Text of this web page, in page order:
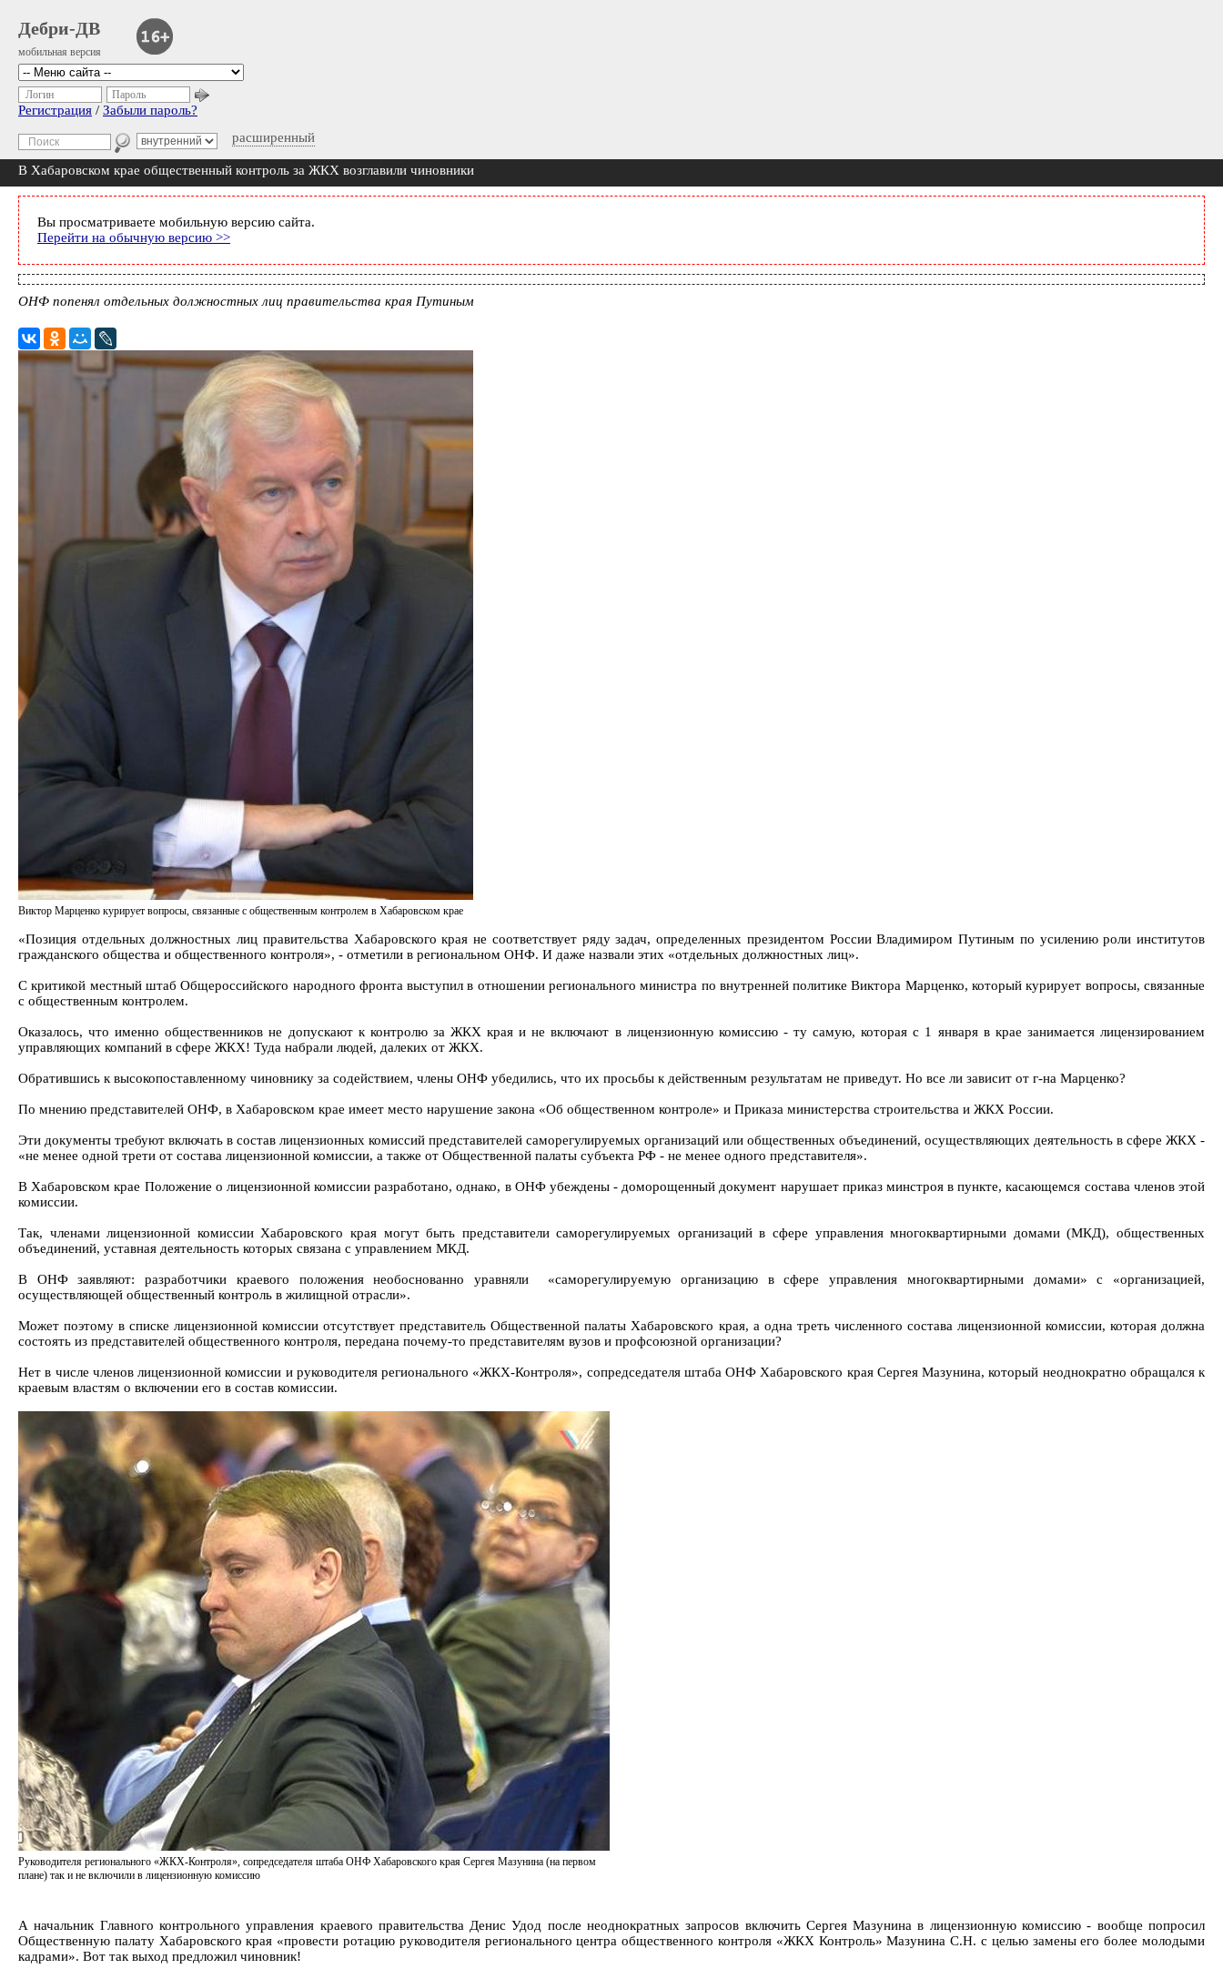
Дебри-ДВ
мобильная версия
расширенный
Логин Пароль
Регистрация / Забыли пароль?
В Хабаровском крае общественный контроль за ЖКХ возглавили чиновники
Вы просматриваете мобильную версию сайта.
Перейти на обычную версию >>
ОНФ попенял отдельных должностных лиц правительства края Путиным
Виктор Марценко курирует вопросы, связанные с общественным контролем в Хабаровском крае
«Позиция отдельных должностных лиц правительства Хабаровского края не соответствует ряду задач, определенных президентом России Владимиром Путиным по усилению роли институтов
гражданского общества и общественного контроля», - отметили в региональном ОНФ. И даже назвали этих «отдельных должностных лиц».
С критикой местный штаб Общероссийского народного фронта выступил в отношении регионального министра по внутренней политике Виктора Марценко, который курирует вопросы, связанные
с общественным контролем.
Оказалось, что именно общественников не допускают к контролю за ЖКХ края и не включают в лицензионную комиссию - ту самую, которая с 1 января в крае занимается лицензированием
управляющих компаний в сфере ЖКХ! Туда набрали людей, далеких от ЖКХ.
Обратившись к высокопоставленному чиновнику за содействием, члены ОНФ убедились, что их просьбы к действенным результатам не приведут. Но все ли зависит от г-на Марценко?
По мнению представителей ОНФ, в Хабаровском крае имеет место нарушение закона «Об общественном контроле» и Приказа министерства строительства и ЖКХ России.
Эти документы требуют включать в состав лицензионных комиссий представителей саморегулируемых организаций или общественных объединений, осуществляющих деятельность в сфере ЖКХ -
«не менее одной трети от состава лицензионной комиссии, а также от Общественной палаты субъекта РФ - не менее одного представителя».
В Хабаровском крае Положение о лицензионной комиссии разработано, однако, в ОНФ убеждены - доморощенный документ нарушает приказ минстроя в пункте, касающемся состава членов этой
комиссии.
Так, членами лицензионной комиссии Хабаровского края могут быть представители саморегулируемых организаций в сфере управления многоквартирными домами (МКД), общественных
объединений, уставная деятельность которых связана с управлением МКД.
В ОНФ заявляют: разработчики краевого положения необоснованно уравняли «саморегулируемую организацию в сфере управления многоквартирными домами» с «организацией,
осуществляющей общественный контроль в жилищной отрасли».
Может поэтому в списке лицензионной комиссии отсутствует представитель Общественной палаты Хабаровского края, а одна треть численного состава лицензионной комиссии, которая должна
состоять из представителей общественного контроля, передана почему-то представителям вузов и профсоюзной организации?
Нет в числе членов лицензионной комиссии и руководителя регионального «ЖКХ-Контроля», сопредседателя штаба ОНФ Хабаровского края Сергея Мазунина, который неоднократно обращался к
краевым властям о включении его в состав комиссии.
Руководителя регионального «ЖКХ-Контроля», сопредседателя штаба ОНФ Хабаровского края Сергея Мазунина (на первом
плане) так и не включили в лицензионную комиссию
А начальник Главного контрольного управления краевого правительства Денис Удод после неоднократных запросов включить Сергея Мазунина в лицензионную комиссию - вообще попросил
Общественную палату Хабаровского края «провести ротацию руководителя регионального центра общественного контроля «ЖКХ Контроль» Мазунина С.Н. с целью замены его более молодыми
кадрами». Вот так выход предложил чиновник!